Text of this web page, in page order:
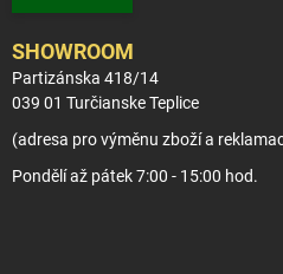
SHOWROOM
Partizánska 418/14
039 01 Turčianske Teplice
(adresa pro výměnu zboží a
Pondělí až pátek 7:00 - 15:00 hod.